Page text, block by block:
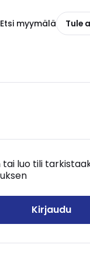
Etsi myymälä Tule
tai luo tili
Kirjaudu